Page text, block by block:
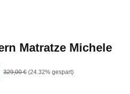
Matratze Michele
Regulärer Preis:
329,00 € (24.32% gespart)